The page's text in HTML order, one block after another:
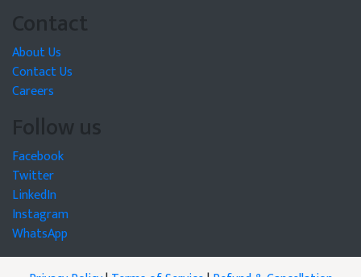
Contact
About Us
Contact Us
Careers
Follow us
Facebook
Twitter
LinkedIn
Instagram
WhatsApp